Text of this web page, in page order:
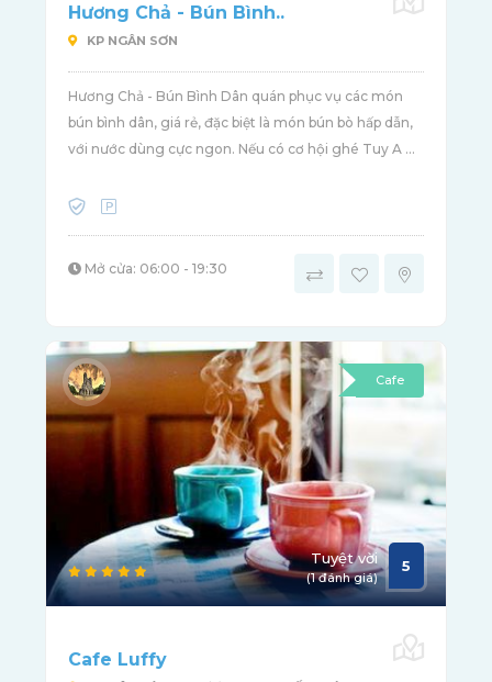
Hương Chả - Bún Bình..
KP NGÂN SƠN
Hương Chả - Bún Bình Dân quán phục vụ các món
bún bình dân, giá rẻ, đặc biệt là món bún bò hấp dẫn,
với nước dùng cực ngon. Nếu có cơ hội ghé Tuy A ...
Mở cửa: 06:00 - 19:30
Cafe
Tuyệt vời
(1 đánh giá)
5
Cafe Luffy